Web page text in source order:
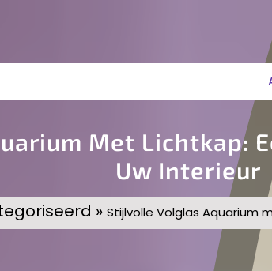
Met Lichtkap:
Uw Interieur
» Stijlvolle Volglas Aquarium